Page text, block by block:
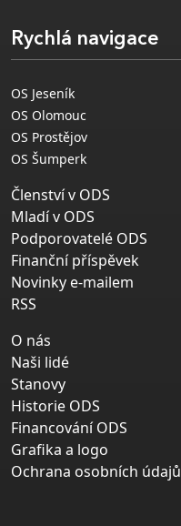
Rychlá navigace
OS Jeseník
OS Olomouc
OS Prostějov
OS Šumperk
Členství v ODS
Mladí v ODS
Podporovatelé ODS
Finanční příspěvek
Novinky e-mailem
RSS
O nás
Naši lidé
Stanovy
Historie ODS
Financování ODS
Grafika a logo
Ochrana osobních údajů